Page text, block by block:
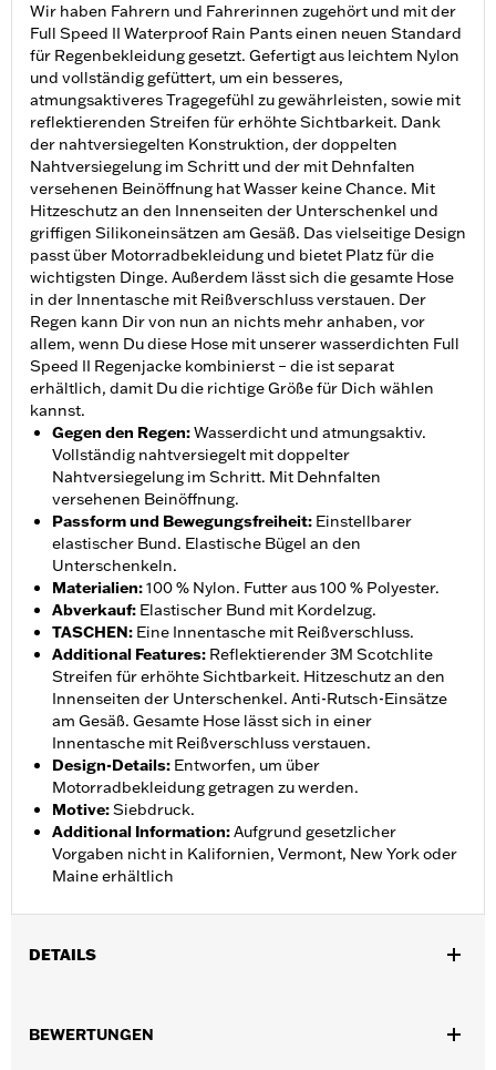
Wir haben Fahrern und Fahrerinnen zugehört und mit der
Full Speed II Waterproof Rain Pants einen neuen Standard
für Regenbekleidung gesetzt. Gefertigt aus leichtem Nylon
und vollständig gefüttert, um ein besseres,
atmungsaktiveres Tragegefühl zu gewährleisten, sowie mit
reflektierenden Streifen für erhöhte Sichtbarkeit. Dank
der nahtversiegelten Konstruktion, der doppelten
Nahtversiegelung im Schritt und der mit Dehnfalten
versehenen Beinöffnung hat Wasser keine Chance. Mit
Hitzeschutz an den Innenseiten der Unterschenkel und
griffigen Silikoneinsätzen am Gesäß. Das vielseitige Design
passt über Motorradbekleidung und bietet Platz für die
wichtigsten Dinge. Außerdem lässt sich die gesamte Hose
in der Innentasche mit Reißverschluss verstauen. Der
Regen kann Dir von nun an nichts mehr anhaben, vor
allem, wenn Du diese Hose mit unserer wasserdichten Full
Speed II Regenjacke kombinierst – die ist separat
erhältlich, damit Du die richtige Größe für Dich wählen
kannst.
Gegen den Regen:Wasserdicht und atmungsaktiv.
Vollständig nahtversiegelt mit doppelter
Nahtversiegelung im Schritt. Mit Dehnfalten
versehenen Beinöffnung.
Passform und Bewegungsfreiheit: Einstellbarer
elastischer Bund. Elastische Bügel an den
Unterschenkeln.
Materialien:100 % Nylon. Futter aus 100 % Polyester.
Abverkauf: Elastischer Bund mit Kordelzug.
TASCHEN: Eine Innentasche mit Reißverschluss.
Additional Features: Reflektierender 3M Scotchlite
Streifen für erhöhte Sichtbarkeit. Hitzeschutz an den
Innenseiten der Unterschenkel. Anti-Rutsch-Einsätze
am Gesäß. Gesamte Hose lässt sich in einer
Innentasche mit Reißverschluss verstauen.
Design-Details: Entworfen, um über
Motorradbekleidung getragen zu werden.
Motive:Siebdruck.
Additional Information:Aufgrund gesetzlicher
Vorgaben nicht in Kalifornien, Vermont, New York oder
Maine erhältlich
DETAILS
Funktionsmerkmale:
Versiegelte
BEWERTUNGEN